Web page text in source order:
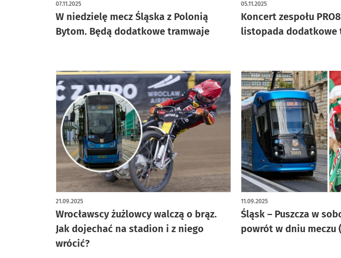
W niedzielę mecz Śląska z Polonią
Bytom. Będą dodatkowe tramwaje
07.11.2025
Koncert zespołu
listopada dodatkowe
05.11.2025
Wrocławscy żużlowcy walczą o brąz.
Jak dojechać na stadion i z niego
wrócić?
21.09.2025
Śląsk – Puszcza w
powrót w dniu meczu
11.09.2025